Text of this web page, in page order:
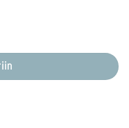
määrä